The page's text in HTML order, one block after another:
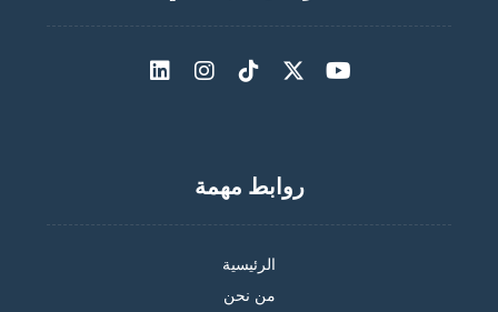
روابط مهمة
الرئيسية
من نحن